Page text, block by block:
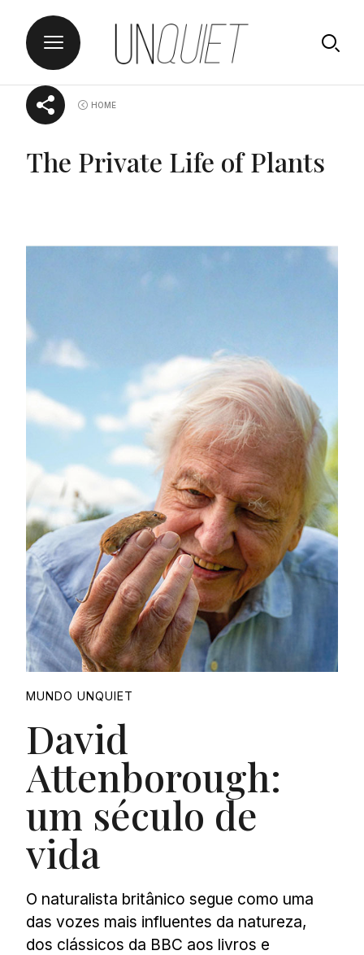
Skip
UNQUIET
Proudly
HOME
The Private Life of Plants
MUNDO UNQUIET
David
Attenborough:
um século de
vida
O naturalista britânico segue como uma
das vozes mais influentes da natureza,
dos clássicos da BBC aos livros e